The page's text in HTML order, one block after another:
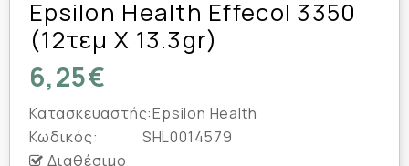
Epsilon Health Effecol 3350
(12τεμ X 13.3gr)
6,25€
Κατασκευαστής:Epsilon Health
Κωδικός:
SHL0014579
Διαθέσιμο